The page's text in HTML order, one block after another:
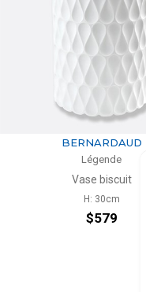
BERNARDAUD
Légende
Vase biscuit
H: 30cm
$579